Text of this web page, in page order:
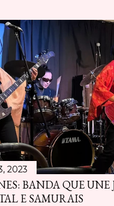
2023
BANDA QUE UNE
E SAMURAIS